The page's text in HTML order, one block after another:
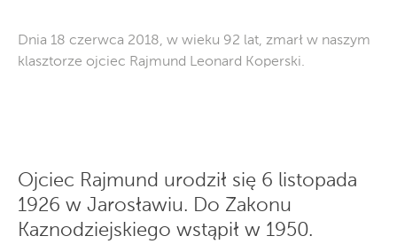
Dnia 18 czerwca 2018, w wieku 92 lat, zmarł w naszym
klasztorze ojciec Rajmund Leonard Koperski.
Ojciec Rajmund urodził się 6 listopada
1926 w Jarosławiu. Do Zakonu
Kaznodziejskiego wstąpił w 1950.